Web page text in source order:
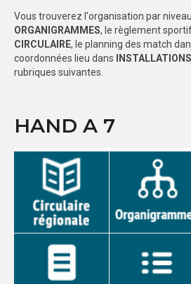
VIDÉOTHÈQUE
LOGOTHÈQUE
LABELLISATIONS
Vous trouverez l'organisation par
ORGANIGRAMMES, le règlement
CIRCULAIRE, le planning des match
coordonnées lieu dans
INSTALLATIONS
rubriques suivantes.
HAND A 7